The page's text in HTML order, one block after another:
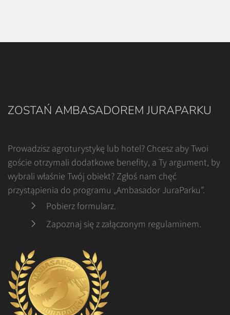
ZOSTAŃ AMBASADOREM JURAPARKU
Prowadzisz agroturystykę lub hotel? Chcesz aby Twoi
goście otrzymali dodatkowe benefity, a Ty argument, by
wybrali właśnie Twój obiekt? Zgłoś nam chęć
przystąpienia do programu „Ambasador JuraParku”.
Pobierz formularz.
Zapoznaj się z załączonym regulaminem.